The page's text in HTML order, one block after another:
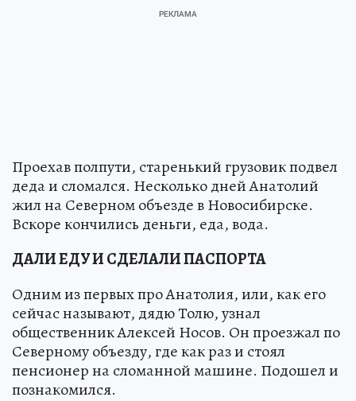
Проехав полпути, старенький грузовик подвел
деда и сломался. Несколько дней Анатолий
жил на Северном объезде в Новосибирске.
Вскоре кончились деньги, еда, вода.
ДАЛИ ЕДУ И СДЕЛАЛИ ПАСПОРТА
Одним из первых про Анатолия, или, как его
сейчас называют, дядю Толю, узнал
общественник Алексей Носов. Он проезжал по
Северному объезду, где как раз и стоял
пенсионер на сломанной машине. Подошел и
познакомился.